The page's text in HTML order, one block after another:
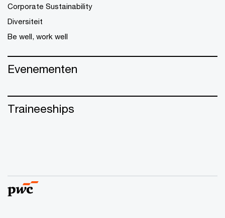
Corporate Sustainability
Diversiteit
Be well, work well
Evenementen
Traineeships